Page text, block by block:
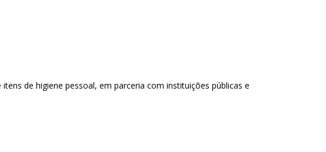
de higiene pessoal, em parceria com instituições públicas e